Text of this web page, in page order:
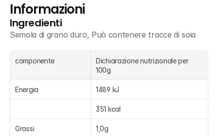
Informazioni
Ingredienti
Semola di grano duro, Può contenere tracce di soia
componente
Dichiarazione nutrizionale per
100g
Energia 1489 kJ
351 kcal
Grassi 1,0g